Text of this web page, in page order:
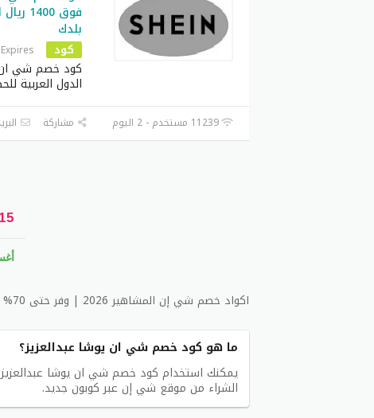
فوق
بلدك
كود
كود خصم شي
الدول العربية
11239 مستخدم - 2 اليوم مشاركة
اكواد خصم شي إن المشاهير 2026 | وفر حتى 70% على أحدث صيحات الموضة
ما هو كود خصم شي ان يوشا عبدالعزيز؟
الشراء من موقع شي إن عبر كوبون جديد.